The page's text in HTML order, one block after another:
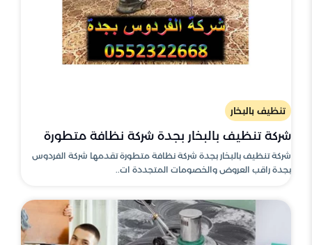
تنظيف بالبخار
شركة تنظيف بالبخار بجدة شركة نظافة متطورة
شركة تنظيف بالبخار بجدة شركة نظافة متطورة تقدمها شركة الفردوس
بجدة راقب العروض والخصومات المتجددة ات..